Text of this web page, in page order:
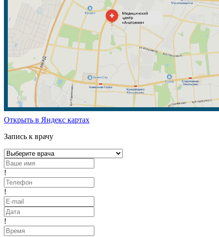
Открыть в Яндекс картах
Запись к врачу
!
!
!